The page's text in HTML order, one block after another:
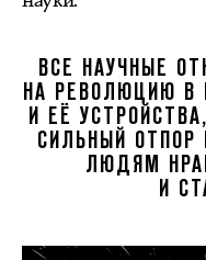
ВСЕ НАУЧНЫЕ
НА РЕВОЛЮЦИЮ В
И ЕЁ
СИЛЬНЫЙ ОТПОР
ЛЮДЯМ
И